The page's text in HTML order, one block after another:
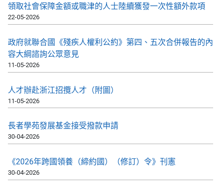
領取社會保障金額或職津的人士陸續獲發一次性額外款項
22-05-2026
政府就聯合國《殘疾人權利公約》第四、五次合併報告的內
容大綱諮詢公眾意見
11-05-2026
人才辦赴浙江招攬人才（附圖）
11-05-2026
長者學苑發展基金接受撥款申請
30-04-2026
《2026年跨國領養（締約國）（修訂）令》刊憲
30-04-2026